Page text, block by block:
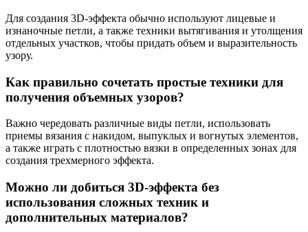
Для создания 3D-эффекта обычно используют лицевые и
изнаночные петли, а также техники вытягивания и утолщения
отдельных участков, чтобы придать объем и выразительность
узору.
Как правильно сочетать простые техники для
получения объемных узоров?
Важно чередовать различные виды петли, использовать
приемы вязания с накидом, выпуклых и вогнутых элементов,
а также играть с плотностью вязки в определенных зонах для
создания трехмерного эффекта.
Можно ли добиться 3D-эффекта без
использования сложных техник и
дополнительных материалов?